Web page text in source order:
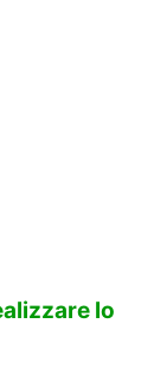
lo